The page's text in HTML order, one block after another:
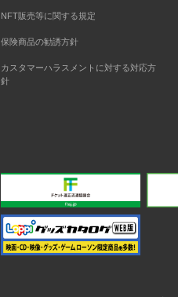
NFT販売等に関する規定
保険商品の勧誘方針
カスタマーハラスメントに対する対応方
針